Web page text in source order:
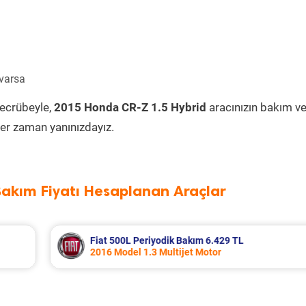
2015 Honda CR-Z 1.5 Hybrid aracınızın bakım ve
zaman yanınızdayız.
Fiyatı Hesaplanan Araçlar
Nissan Note Periyodik Bakım 7.857 TL
2009 Model 1.5 Dci Motor